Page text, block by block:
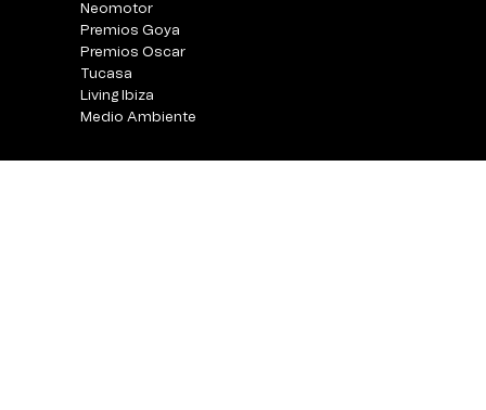
Neomotor
Premios Goya
Premios Oscar
Tucasa
Living Ibiza
Medio Ambiente